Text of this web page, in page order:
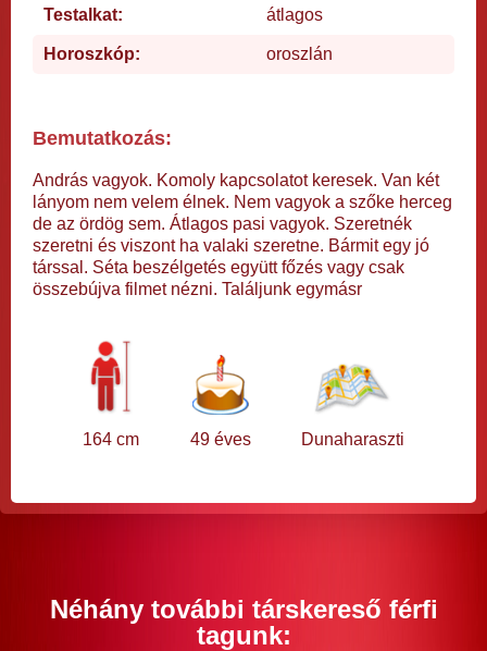
Testalkat: átlagos
Horoszkóp: oroszlán
Bemutatkozás:
András vagyok. Komoly kapcsolatot keresek. Van két
lányom nem velem élnek. Nem vagyok a szőke herceg
de az ördög sem. Átlagos pasi vagyok. Szeretnék
szeretni és viszont ha valaki szeretne. Bármit egy jó
társsal. Séta beszélgetés együtt főzés vagy csak
összebújva filmet nézni. Találjunk egymásr
164 cm 49 éves Dunaharaszti
Néhány további társkereső férfi
tagunk: